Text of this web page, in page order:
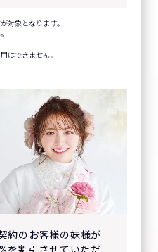
対象となります。
はできません。
約のお客様の妹様が
を割引させていただ